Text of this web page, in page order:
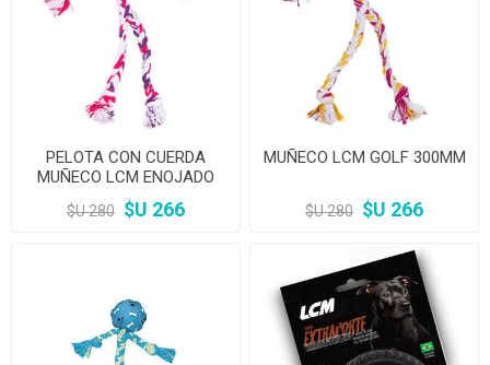
PELOTA CON CUERDA
MUÑECO LCM ENOJADO
300MM
$U 280 $U 266
MUÑECO LCM GOLF 300MM
$U 280 $U 266